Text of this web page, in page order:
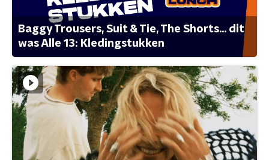
Baggy Trousers, Suit & Tie, The Shorts... dit
was Alle 13: Kledingstukken